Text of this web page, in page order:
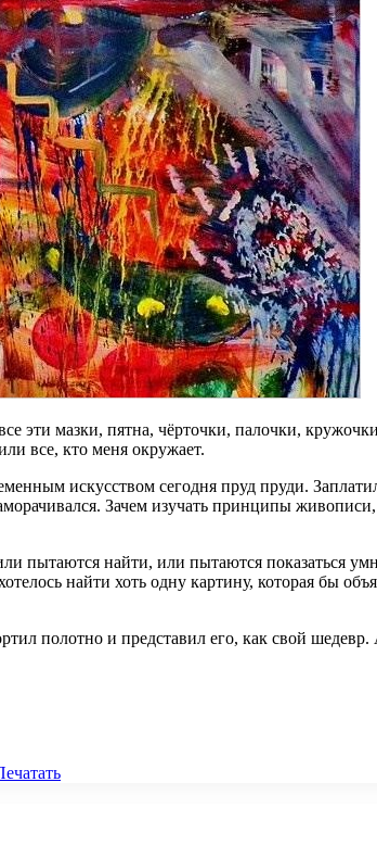
эти мазки, пятна, чёрточки, палочки,
все, кто меня окружает.
искусством сегодня пруд пруди.
Зачем изучать принципы
пытаются найти, или пытаются показаться
найти хоть одну картину, которая бы
полотно и представил его, как свой